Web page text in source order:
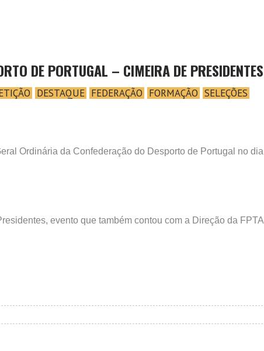
DE PORTUGAL – CIMEIRA DE
DESTAQUE FEDERAÇÃO FORMAÇÃO SELEÇÕES
Ordinária da Confederação do Desporto de Portugal no dia
evento que também contou com a Direção da